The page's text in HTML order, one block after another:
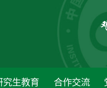
究生教育 合作交流